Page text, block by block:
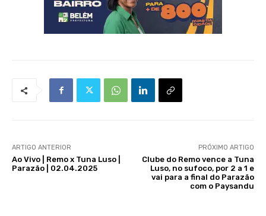
ARTIGO ANTERIOR
Ao Vivo | Remo x Tuna Luso |
Parazão | 02.04.2025
PRÓXIMO ARTIGO
Clube do Remo vence a Tuna
Luso, no sufoco, por 2 a 1 e
vai para a final do Parazão
com o Paysandu